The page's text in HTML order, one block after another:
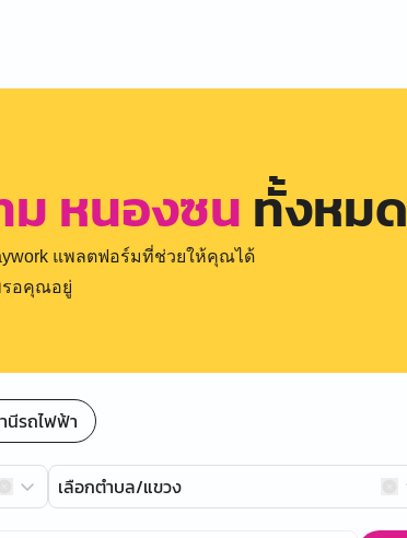
หนองซน ทั้งหมด
แพลตฟอร์มที่ช่วยให้คุณได้
รอคุณอยู่
นีรถไฟฟ้า
เลือกตำบล/แขวง